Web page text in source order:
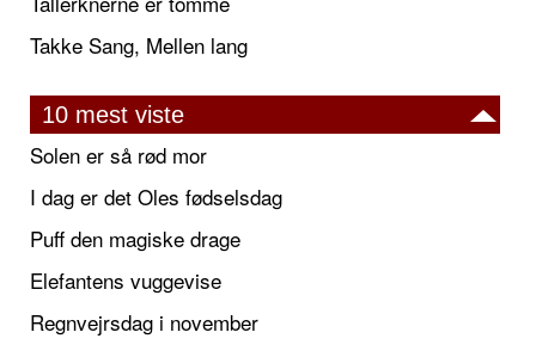
Takke Sang, Mellen lang
10 mest viste
Solen er så rød mor
I dag er det Oles fødselsdag
Puff den magiske drage
Elefantens vuggevise
Regnvejrsdag i november